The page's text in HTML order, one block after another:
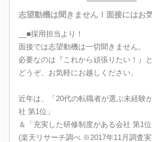
志望動機は聞きません！面接にはお
__■採用担当より！
面接では志望動機は一切聞きません。
必要なのは『これから頑張りたい！』
どうぞ、お気軽にお越しください。
近年は、「20代の転職者が選ぶ未経験
社 第1位」
＆「充実した研修制度がある会社 第1位
(楽天リサーチ調べ ※2017年11月調査